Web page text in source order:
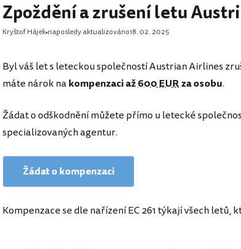
Zpoždění a zrušení letu
Kryštof Hájek naposledy aktualizováno18. 02. 2025
Byl váš let s leteckou společností Austrian Airlines
máte nárok nakompenzaci až600 EURza osobu.
Žádat o odškodnění můžete přímo u letecké
specializovaných agentur.
Žádat o kompenzaci
Kompenzace se dle nařízení EC 261 týkají všech